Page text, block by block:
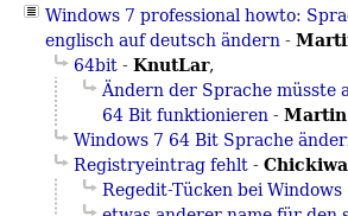
Windows 7 professional howto:
englisch auf deutsch ändern-
64bit- KnutLar,
Ändern der Sprache müsste
64 Bit funktionieren-
Windows 7 64 Bit Sprache
Registryeintrag fehlt-
Regedit-Tücken bei Windows